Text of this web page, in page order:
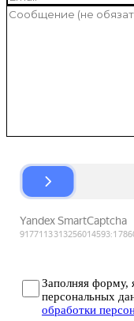
Заполняя форму,
персональных
обработки